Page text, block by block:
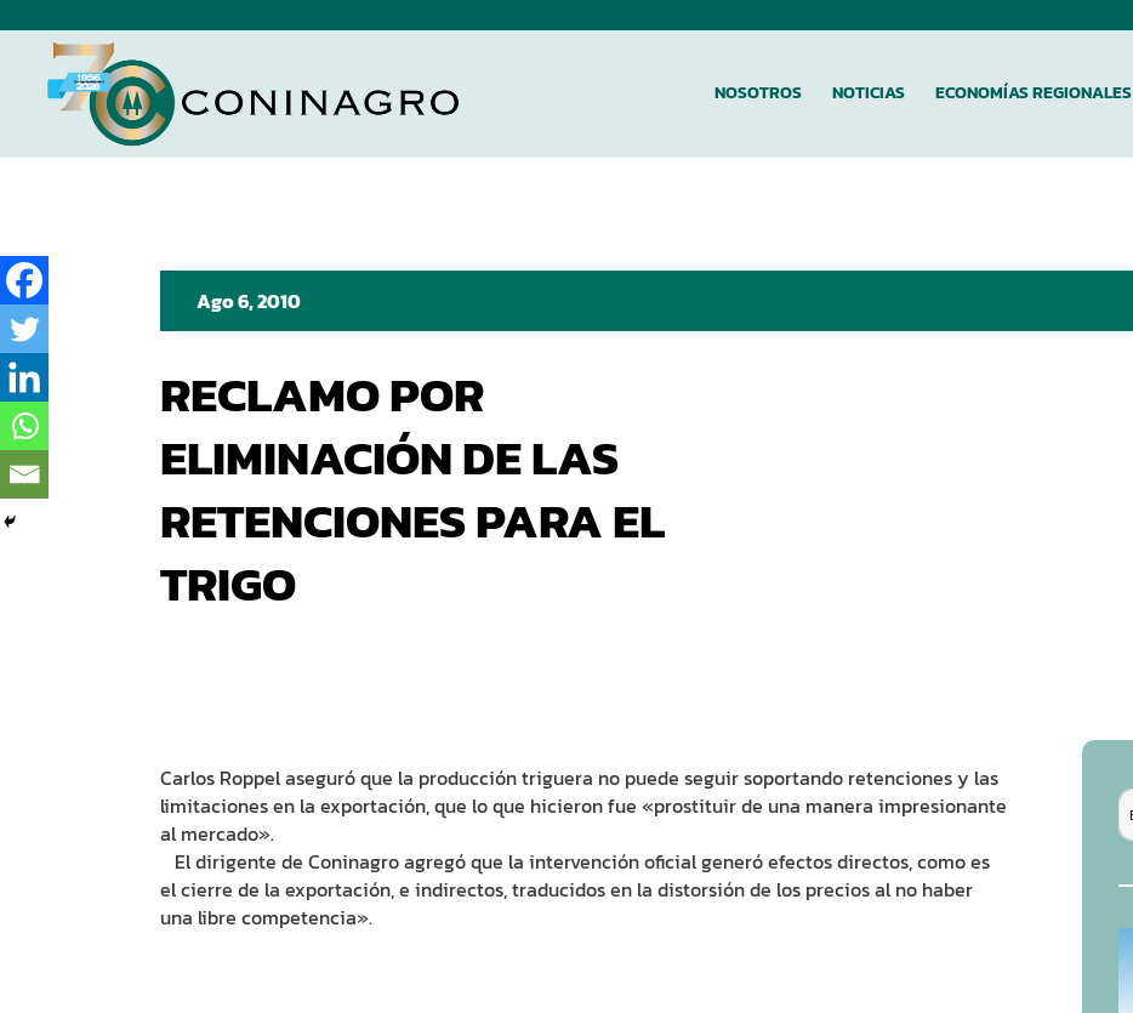
NOSOTROS NOTICIAS ECONOMÍAS REGIONALES
Ago 6, 2010
RECLAMO POR
ELIMINACIÓN DE LAS
RETENCIONES PARA EL
TRIGO
Carlos Roppel aseguró que la producción triguera no puede seguir soportando retenciones y las
limitaciones en la exportación, que lo que hicieron fue «prostituir de una manera impresionante
al mercado».
El dirigente de Coninagro agregó que la intervención oficial generó efectos directos, como es
el cierre de la exportación, e indirectos, traducidos en la distorsión de los precios al no haber
una libre competencia».